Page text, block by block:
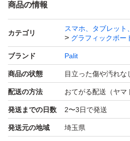
商品の情報
カテゴリ
スマホ、タブレット
グラフィックボー
ブランド Palit
商品の状態 目立った傷や汚れな
配送の方法 おてがる配送（ヤマ
発送までの日数 2〜3日で発送
発送元の地域 埼玉県